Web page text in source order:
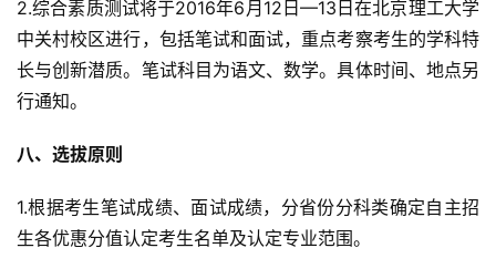
2.综合素质测试将于2016年6月12日—13日在北京理工大学
中关村校区进行，包括笔试和面试，重点考察考生的学科特
长与创新潜质。笔试科目为语文、数学。具体时间、地点另
行通知。
八、选拔原则
1.根据考生笔试成绩、面试成绩，分省份分科类确定自主招
生各优惠分值认定考生名单及认定专业范围。